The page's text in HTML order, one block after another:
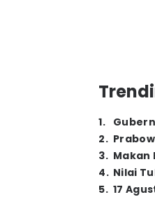
1.
2.
3. Makan
4. Nilai
5. 17